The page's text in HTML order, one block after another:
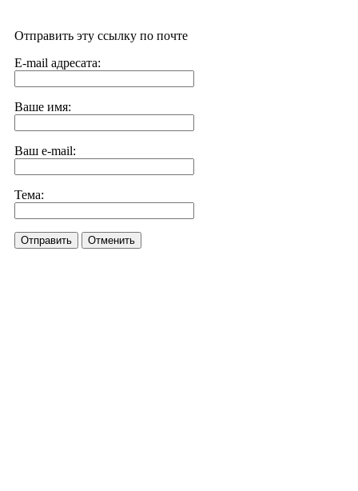
Отправить эту ссылку по почте
E-mail адресата:
Ваше имя:
Ваш e-mail:
Тема:
Отправить Отменить